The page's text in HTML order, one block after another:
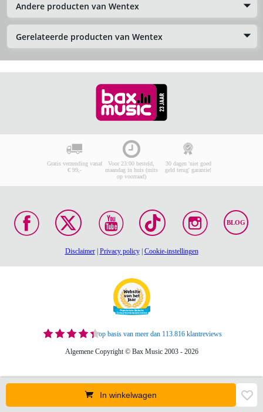
Andere producten van Wentex
Gerelateerde producten van Wentex
In winkelwagen
Gratis verzending vanaf
€ 99,-
Voor 23:00 besteld,
maandag in huis (mits
op voorraad)
30 dagen 'niet goed
geld terug' garantie!
BLOG
Disclaimer| Privacy policy| Cookie-instellingen
op basis van meer dan 113.816 klantreviews
Algemene Copyright © Bax Music 2003 - 2026